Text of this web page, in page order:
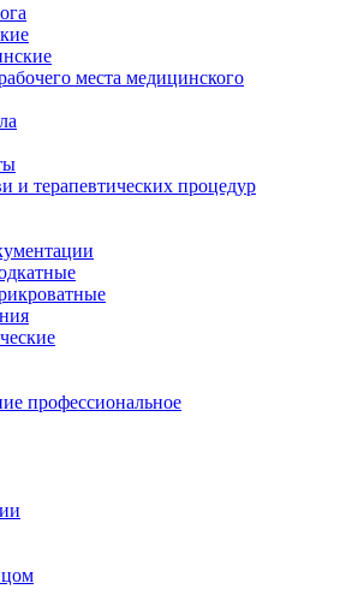
места медицинского
и терапевтических процедур
профессиональное